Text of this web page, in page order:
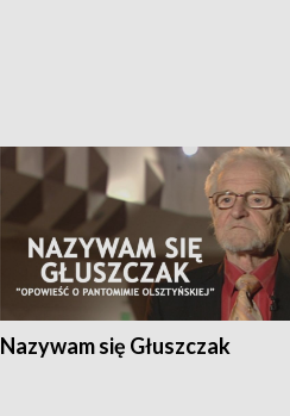
Nazywam się Głuszczak